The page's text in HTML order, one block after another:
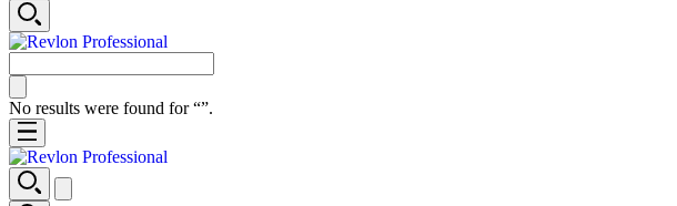
No results were found for “”.